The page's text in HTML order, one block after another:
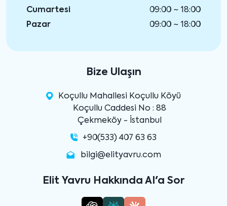
Cumartesi
09:00 ~ 18:00
Pazar
09:00 ~ 18:00
Bize Ulaşın
Koçullu Mahallesi Koçullu Köyü
Koçullu Caddesi No : 88
Çekmeköy - İstanbul
+90(533) 407 63 63
bilgi@elityavru.com
Elit Yavru Hakkında AI'a Sor